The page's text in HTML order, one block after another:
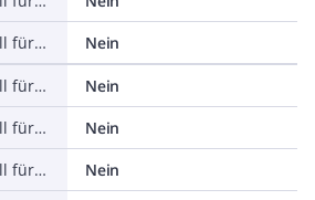
Unterstützt Protokoll für AS-Interface Safety at Work
Nein
Unterstützt Protokoll für DeviceNet Safety
Nein
Unterstützt Protokoll für INTERBUS-Safety
Nein
Unterstützt Protokoll für PROFIsafe
Nein